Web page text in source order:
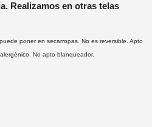
Realizamos en otras telas
poner en secarropas. No es reversible. Apto
No apto blanqueador.